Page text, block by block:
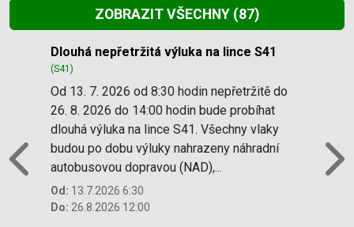
ZOBRAZIT VŠECHNY (87)
Slide 1 of 87
Dlouhá nepřetržitá výluka na lince S41
(S41)
Od 13. 7. 2026 od 8:30 hodin nepřetržitě do
26. 8. 2026 do 14:00 hodin bude probíhat
dlouhá výluka na lince S41. Všechny vlaky
budou po dobu výluky nahrazeny náhradní
autobusovou dopravou (NAD),...
Od: 13.7.2026 6:30
Do: 26.8.2026 12:00
Previous